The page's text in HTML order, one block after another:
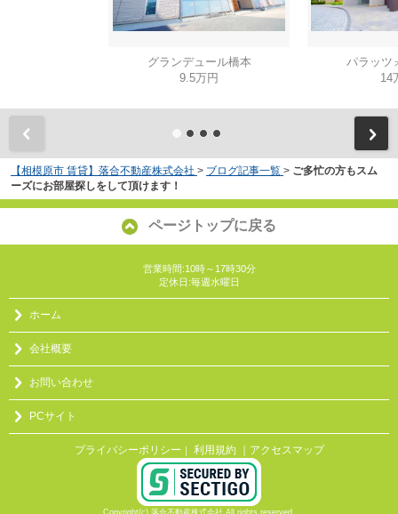
グランデュール橋本
9.5万円
パラッ
14
【相模原市 賃貸】落合不動産株式会社 > ブログ記事一覧 > ご多忙の方もスム
ーズにお部屋探しをして頂けます！
ページトップに戻る
営業時間:10時～17時30分
定休日:毎週水曜日
ホーム
会社概要
お問い合わせ
PCサイト
プライバシーポリシー ｜ 利用規約 ｜アクセスマップ
Copyright(c) 落合不動産株式会社 All rights reserved.